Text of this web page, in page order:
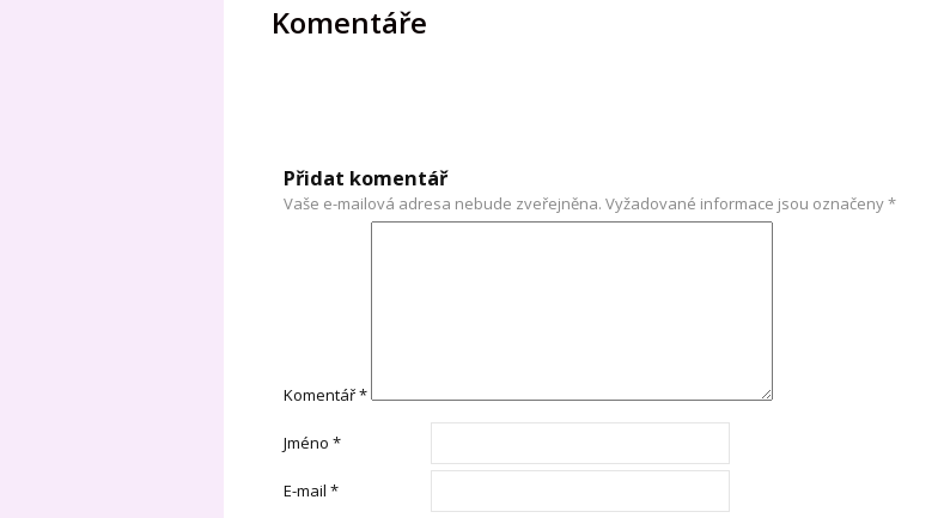
Komentáře
Přidat komentář
Vaše e-mailová adresa nebude zveřejněna. Vyžadované informace jsou označeny*
Komentář*
Jméno *
E-mail *